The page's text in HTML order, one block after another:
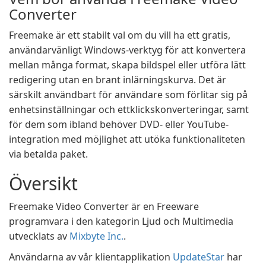
Converter
Freemake är ett stabilt val om du vill ha ett gratis,
användarvänligt Windows-verktyg för att konvertera
mellan många format, skapa bildspel eller utföra lätt
redigering utan en brant inlärningskurva. Det är
särskilt användbart för användare som förlitar sig på
enhetsinställningar och ettklickskonverteringar, samt
för dem som ibland behöver DVD- eller YouTube-
integration med möjlighet att utöka funktionaliteten
via betalda paket.
Översikt
Freemake Video Converter är en Freeware
programvara i den kategorin Ljud och Multimedia
utvecklats av Mixbyte Inc..
Användarna av vår klientapplikation UpdateStar har